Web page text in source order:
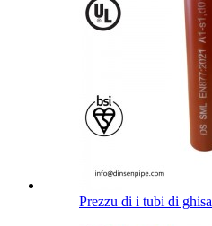
Prezzu di i tubi di ghisa